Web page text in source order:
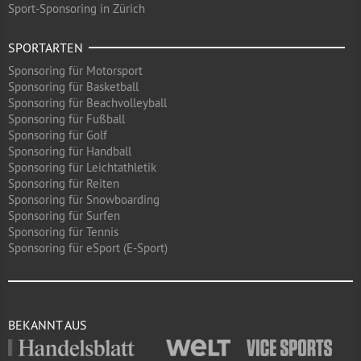
Sport-Sponsoring in Zürich
SPORTARTEN
Sponsoring für Motorsport
Sponsoring für Basketball
Sponsoring für Beachvolleyball
Sponsoring für Fußball
Sponsoring für Golf
Sponsoring für Handball
Sponsoring für Leichtathletik
Sponsoring für Reiten
Sponsoring für Snowboarding
Sponsoring für Surfen
Sponsoring für Tennis
Sponsoring für eSport (E-Sport)
BEKANNT AUS